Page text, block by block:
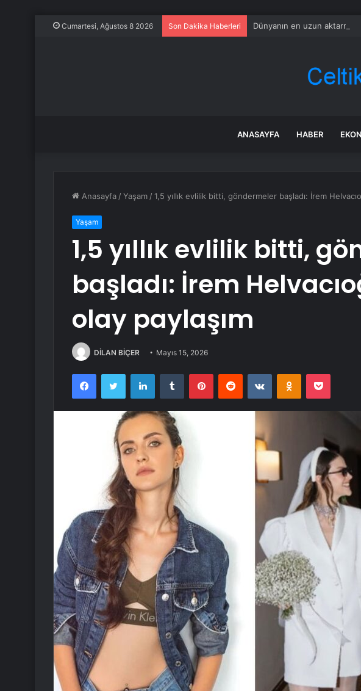
Cumartesi, Ağustos 8 2026 Son Dakika Haberleri Dünyanın en uzun
ANASAYFA HABER
Anasayfa /Yaşam /1,5 yıllık evlilik bitti, göndermeler başladı: İrem
Yaşam
1,5 yıllık evlilik bitti,
başladı: İrem
olay paylaşım
DİLAN BİÇER Mayıs 15, 2026
FacebookTwitter LinkedInTumblr PinterestReddit VKontakteOdnoklassniki
Pocket